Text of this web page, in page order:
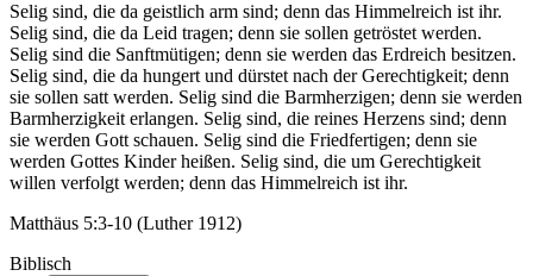
Selig sind, die da geistlich arm sind; denn das Himmelreich ist ihr.
Selig sind, die da Leid tragen; denn sie sollen getröstet werden.
Selig sind die Sanftmütigen; denn sie werden das Erdreich besitzen.
Selig sind, die da hungert und dürstet nach der Gerechtigkeit; denn
sie sollen satt werden. Selig sind die Barmherzigen; denn sie werden
Barmherzigkeit erlangen. Selig sind, die reines Herzens sind; denn
sie werden Gott schauen. Selig sind die Friedfertigen; denn sie
werden Gottes Kinder heißen. Selig sind, die um Gerechtigkeit
willen verfolgt werden; denn das Himmelreich ist ihr.
Matthäus 5:3-10 (Luther 1912)
Biblisch